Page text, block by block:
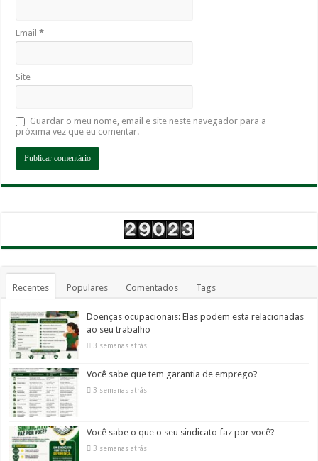
Email*
Site
Guardar o meu nome, email e site neste navegador para a
próxima vez que eu comentar.
Recentes Populares Comentados Tags
Doenças ocupacionais: Elas podem esta relacionadas
ao seu trabalho
3 semanas atrás
Você sabe que tem garantia de emprego?
3 semanas atrás
Você sabe o que o seu sindicato faz por você?
3 semanas atrás